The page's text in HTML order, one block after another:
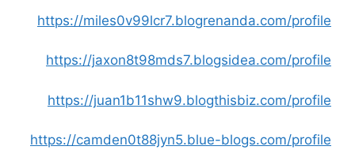
https://miles0v99lcr7.blogrenanda.com/profile
https://jaxon8t98mds7.blogsidea.com/profile
https://juan1b11shw9.blogthisbiz.com/profile
https://camden0t88jyn5.blue-blogs.com/profile